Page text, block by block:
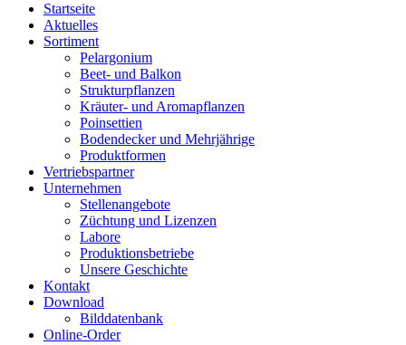
Startseite
Aktuelles
Sortiment
Pelargonium
Beet- und Balkon
Strukturpflanzen
Kräuter- und Aromapflanzen
Poinsettien
Bodendecker und Mehrjährige
Produktformen
Vertriebspartner
Unternehmen
Stellenangebote
Züchtung und Lizenzen
Labore
Produktionsbetriebe
Unsere Geschichte
Kontakt
Download
Bilddatenbank
Online-Order